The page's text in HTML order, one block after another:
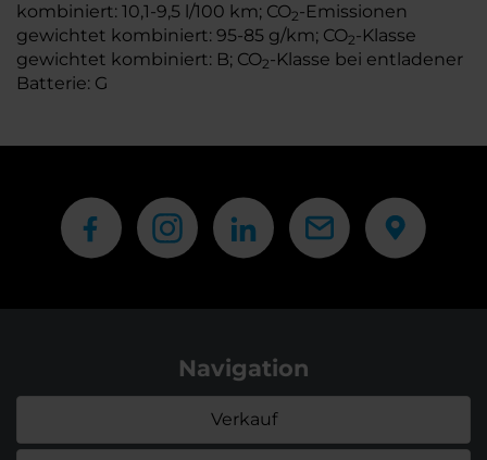
kombiniert: 10,1-9,5 l/100 km; CO2-Emissionen
gewichtet kombiniert: 95-85 g/km; CO2-Klasse
gewichtet kombiniert: B; CO2-Klasse bei entladener
Batterie: G
Navigation
Verkauf